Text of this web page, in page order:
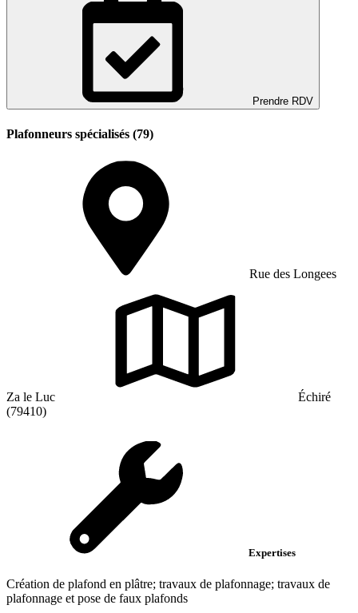
Prendre RDV
Plafonneurs spécialisés (79)
Rue des Longees
Za le Luc
Échiré
(79410)
Expertises
Création de plafond en plâtre; travaux de plafonnage; travaux de
plafonnage et pose de faux plafonds